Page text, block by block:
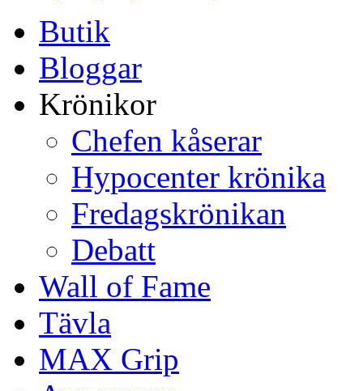
Butik
Bloggar
Krönikor
Chefen kåserar
Hypocenter krönika
Fredagskrönikan
Debatt
Wall of Fame
Tävla
MAX Grip